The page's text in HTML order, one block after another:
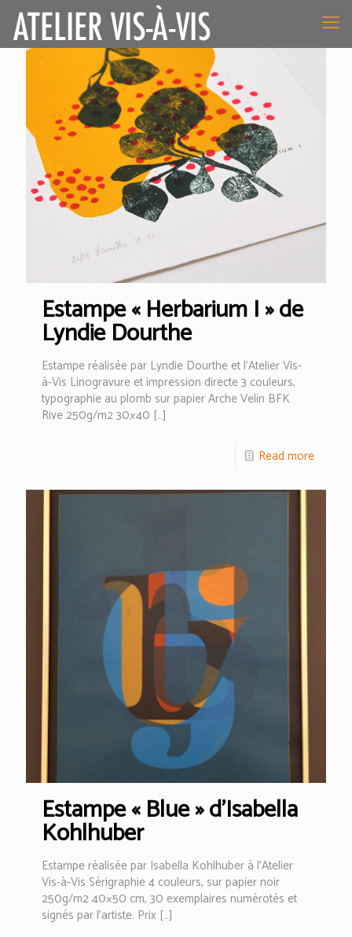
Estampe « Herbarium I » de
Lyndie Dourthe
Estampe réalisée par Lyndie Dourthe et l’Atelier Vis-
à-Vis Linogravure et impression directe 3 couleurs,
typographie au plomb sur papier Arche Velin BFK
Rive 250g/m2 30×40 […]
Read more
Estampe « Blue » d’Isabella
Kohlhuber
Estampe réalisée par Isabella Kohlhuber à l’Atelier
Vis-à-Vis Sérigraphie 4 couleurs, sur papier noir
250g/m2 40×50 cm, 30 exemplaires numérotés et
signés par l’artiste. Prix […]